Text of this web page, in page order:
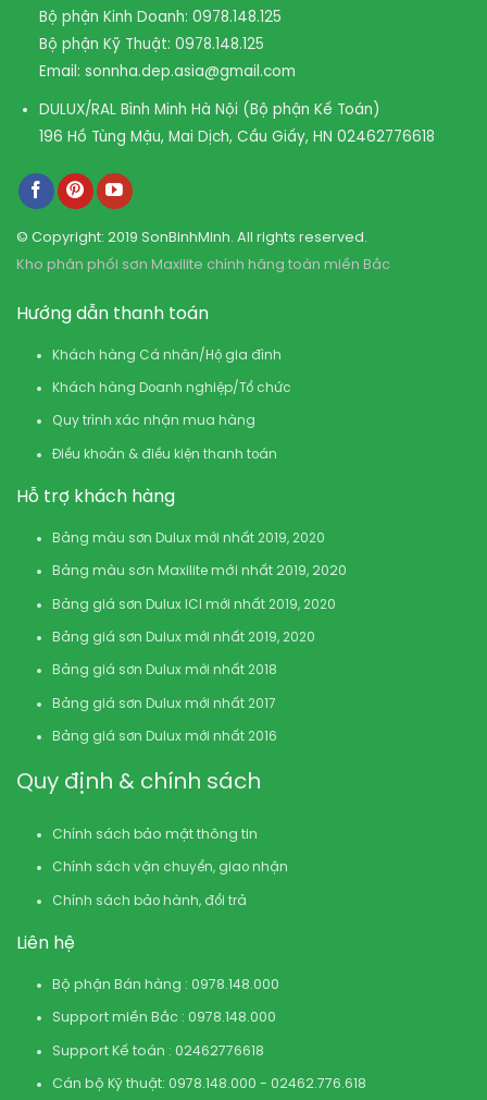
Bộ phận Kinh Doanh: 0978.148.125
Bộ phận Kỹ Thuật: 0978.148.125
Email: sonnha.dep.asia@gmail.com
DULUX/RAL Bình Minh Hà Nội (Bộ phận Kế Toán)
196 Hồ Tùng Mậu, Mai Dịch, Cầu Giấy, HN 02462776618
© Copyright: 2019 SonBinhMinh. All rights reserved.
Kho phân phối sơn Maxilite chính hãng toàn miền Bắc
Hướng dẫn thanh toán
Khách hàng Cá nhân/Hộ gia đình
Khách hàng Doanh nghiệp/Tổ chức
Quy trình xác nhận mua hàng
Điều khoản & điều kiện thanh toán
Hỗ trợ khách hàng
Bảng màu sơn Dulux mới nhất 2019, 2020
Bảng màu sơn Maxilite mới nhất 2019, 2020
Bảng giá sơn Dulux ICI mới nhất 2019, 2020
Bảng giá sơn Dulux mới nhất 2019, 2020
Bảng giá sơn Dulux mới nhất 2018
Bảng giá sơn Dulux mới nhất 2017
Bảng giá sơn Dulux mới nhất 2016
Quy định & chính sách
Chính sách bảo mật thông tin
Chính sách vận chuyển, giao nhận
Chính sách bảo hành, đổi trả
Liên hệ
Bộ phận Bán hàng : 0978.148.000
Support miền Bắc : 0978.148.000
Support Kế toán : 02462776618
Cán bộ Kỹ thuật: 0978.148.000 - 02462.776.618